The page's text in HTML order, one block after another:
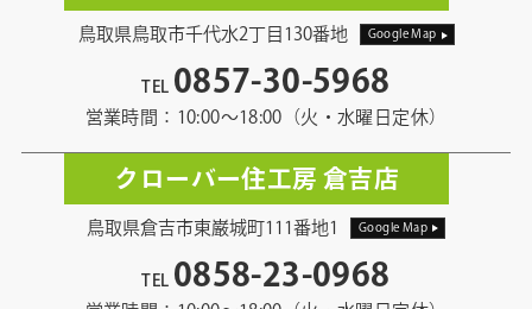
鳥取県鳥取市千代水2丁目130番地 Google Map
TEL 0857-30-5968
営業時間：10:00〜18:00（火・水曜日定休）
クローバー住工房 倉吉店
鳥取県倉吉市東巌城町111番地1 Google Map
TEL 0858-23-0968